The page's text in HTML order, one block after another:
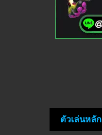
ตัวเล่นหลัก